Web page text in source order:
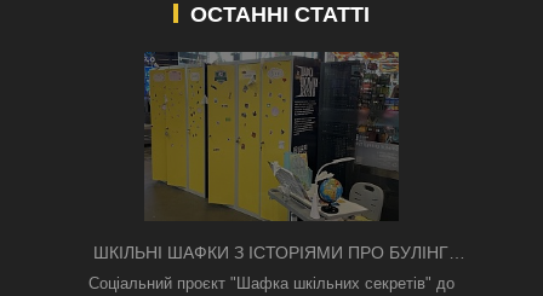
ОСТАННІ СТАТТІ
ШКІЛЬНІ ШАФКИ З ІСТОРІЯМИ ПРО БУЛІНГ
З'ЯВИЛИСЯ В КИЄВІ
Соціальний проєкт "Шафка шкільних секретів" до